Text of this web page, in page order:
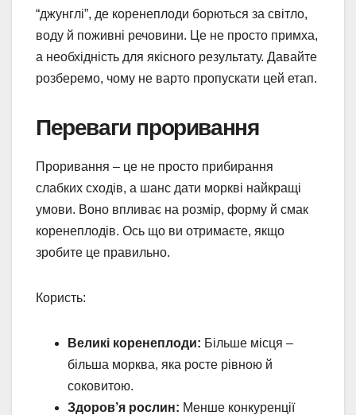
“джунглі”, де коренеплоди борються за світло,
воду й поживні речовини. Це не просто примха,
а необхідність для якісного результату. Давайте
розберемо, чому не варто пропускати цей етап.
Переваги проривання
Проривання – це не просто прибирання
слабких сходів, а шанс дати моркві найкращі
умови. Воно впливає на розмір, форму й смак
коренеплодів. Ось що ви отримаєте, якщо
зробите це правильно.
Користь:
Великі коренеплоди: Більше місця –
більша морква, яка росте рівною й
соковитою.
Здоров’я рослин: Менше конкуренції